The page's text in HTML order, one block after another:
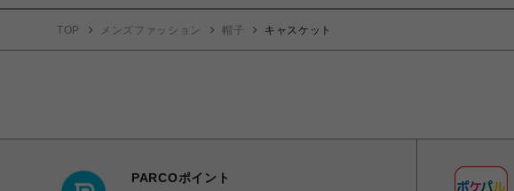
TOP メンズファッション 帽子 キャスケット
PARCOポイント